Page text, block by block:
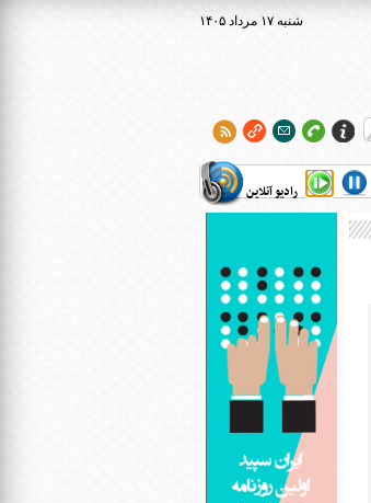
۱۴۰۵ شنبه ۱۷ مرداد
رادیو آنلاین